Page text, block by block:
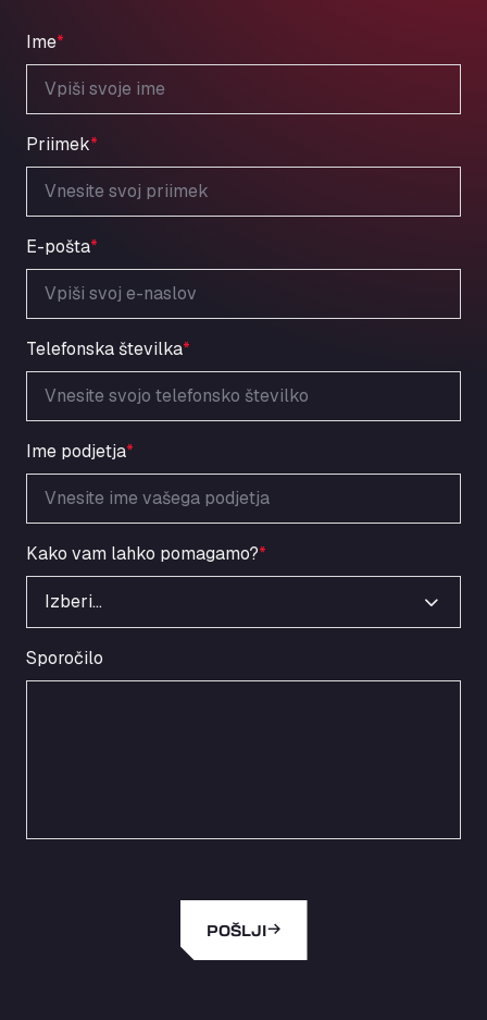
Ime*
Priimek*
E-pošta*
Telefonska številka*
Ime podjetja*
Kako vam lahko pomagamo?*
Izberi…
Sporočilo
POŠLJI